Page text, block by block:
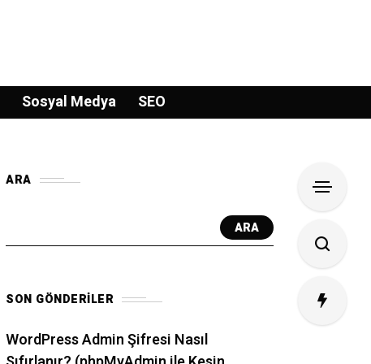
Sosyal Medya SEO
ARA
ARA
SON GÖNDERILER
WordPress Admin Şifresi Nasıl